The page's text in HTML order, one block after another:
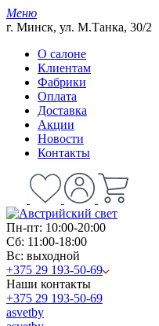
Меню
г. Минск, ул. М.Танка, 30/2
О салоне
Клиентам
Фабрики
Оплата
Доставка
Акции
Новости
Контакты
Пн-пт: 10:00-20:00
Сб: 11:00-18:00
Вс: выходной
+375 29 193-50-69
Наши контакты
+375 29 193-50-69
asvetby